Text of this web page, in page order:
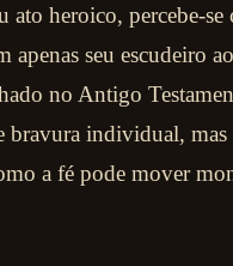
ato heroico, percebe-
apenas seu escudeiro
no Antigo
bravura individual,
a fé pode mover